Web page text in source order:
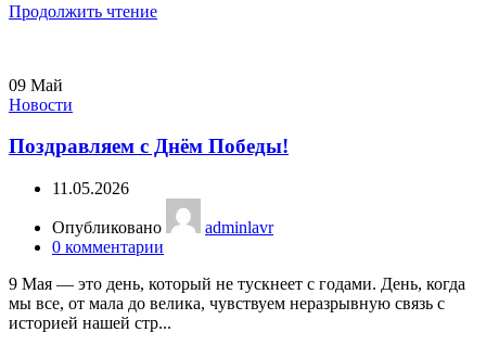
Продолжить чтение
09 Май
Новости
Поздравляем с Днём Победы!
11.05.2026
Опубликовано
adminlavr
0 комментарии
9 Мая — это день, который не тускнеет с годами. День, когда
мы все, от мала до велика, чувствуем неразрывную связь с
историей нашей стр...